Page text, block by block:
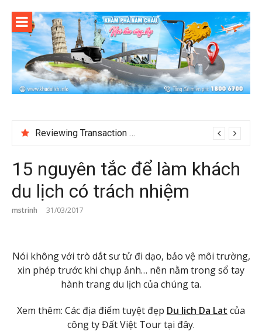
content
Jokabet UK and the Changing Expectations Around Slot Game Selection
Reviewing Transaction History at BetNinja UK
15 nguyên tắc để làm khách
du lịch có trách nhiệm
mstrinh 31/03/2017
Nói không với trò dắt sư tử đi dạo, bảo vệ môi trường,
xin phép trước khi chụp ảnh… nên nằm trong sổ tay
hành trang du lịch của chúng ta.
Xem thêm: Các địa điểm tuyệt đẹp Du lich Da Lat của
công ty Đất Việt Tour tại đây.